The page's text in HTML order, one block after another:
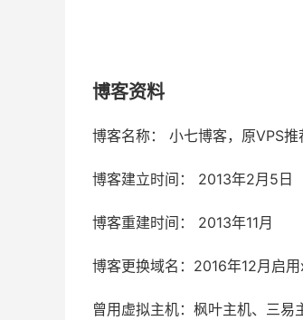
博客资料
博客名称： 小七博客，原VPS推
博客建立时间： 2013年2月5日
博客重建时间： 2013年11月
博客更换域名：2016年12月启
曾用虚拟主机：枫叶主机、三